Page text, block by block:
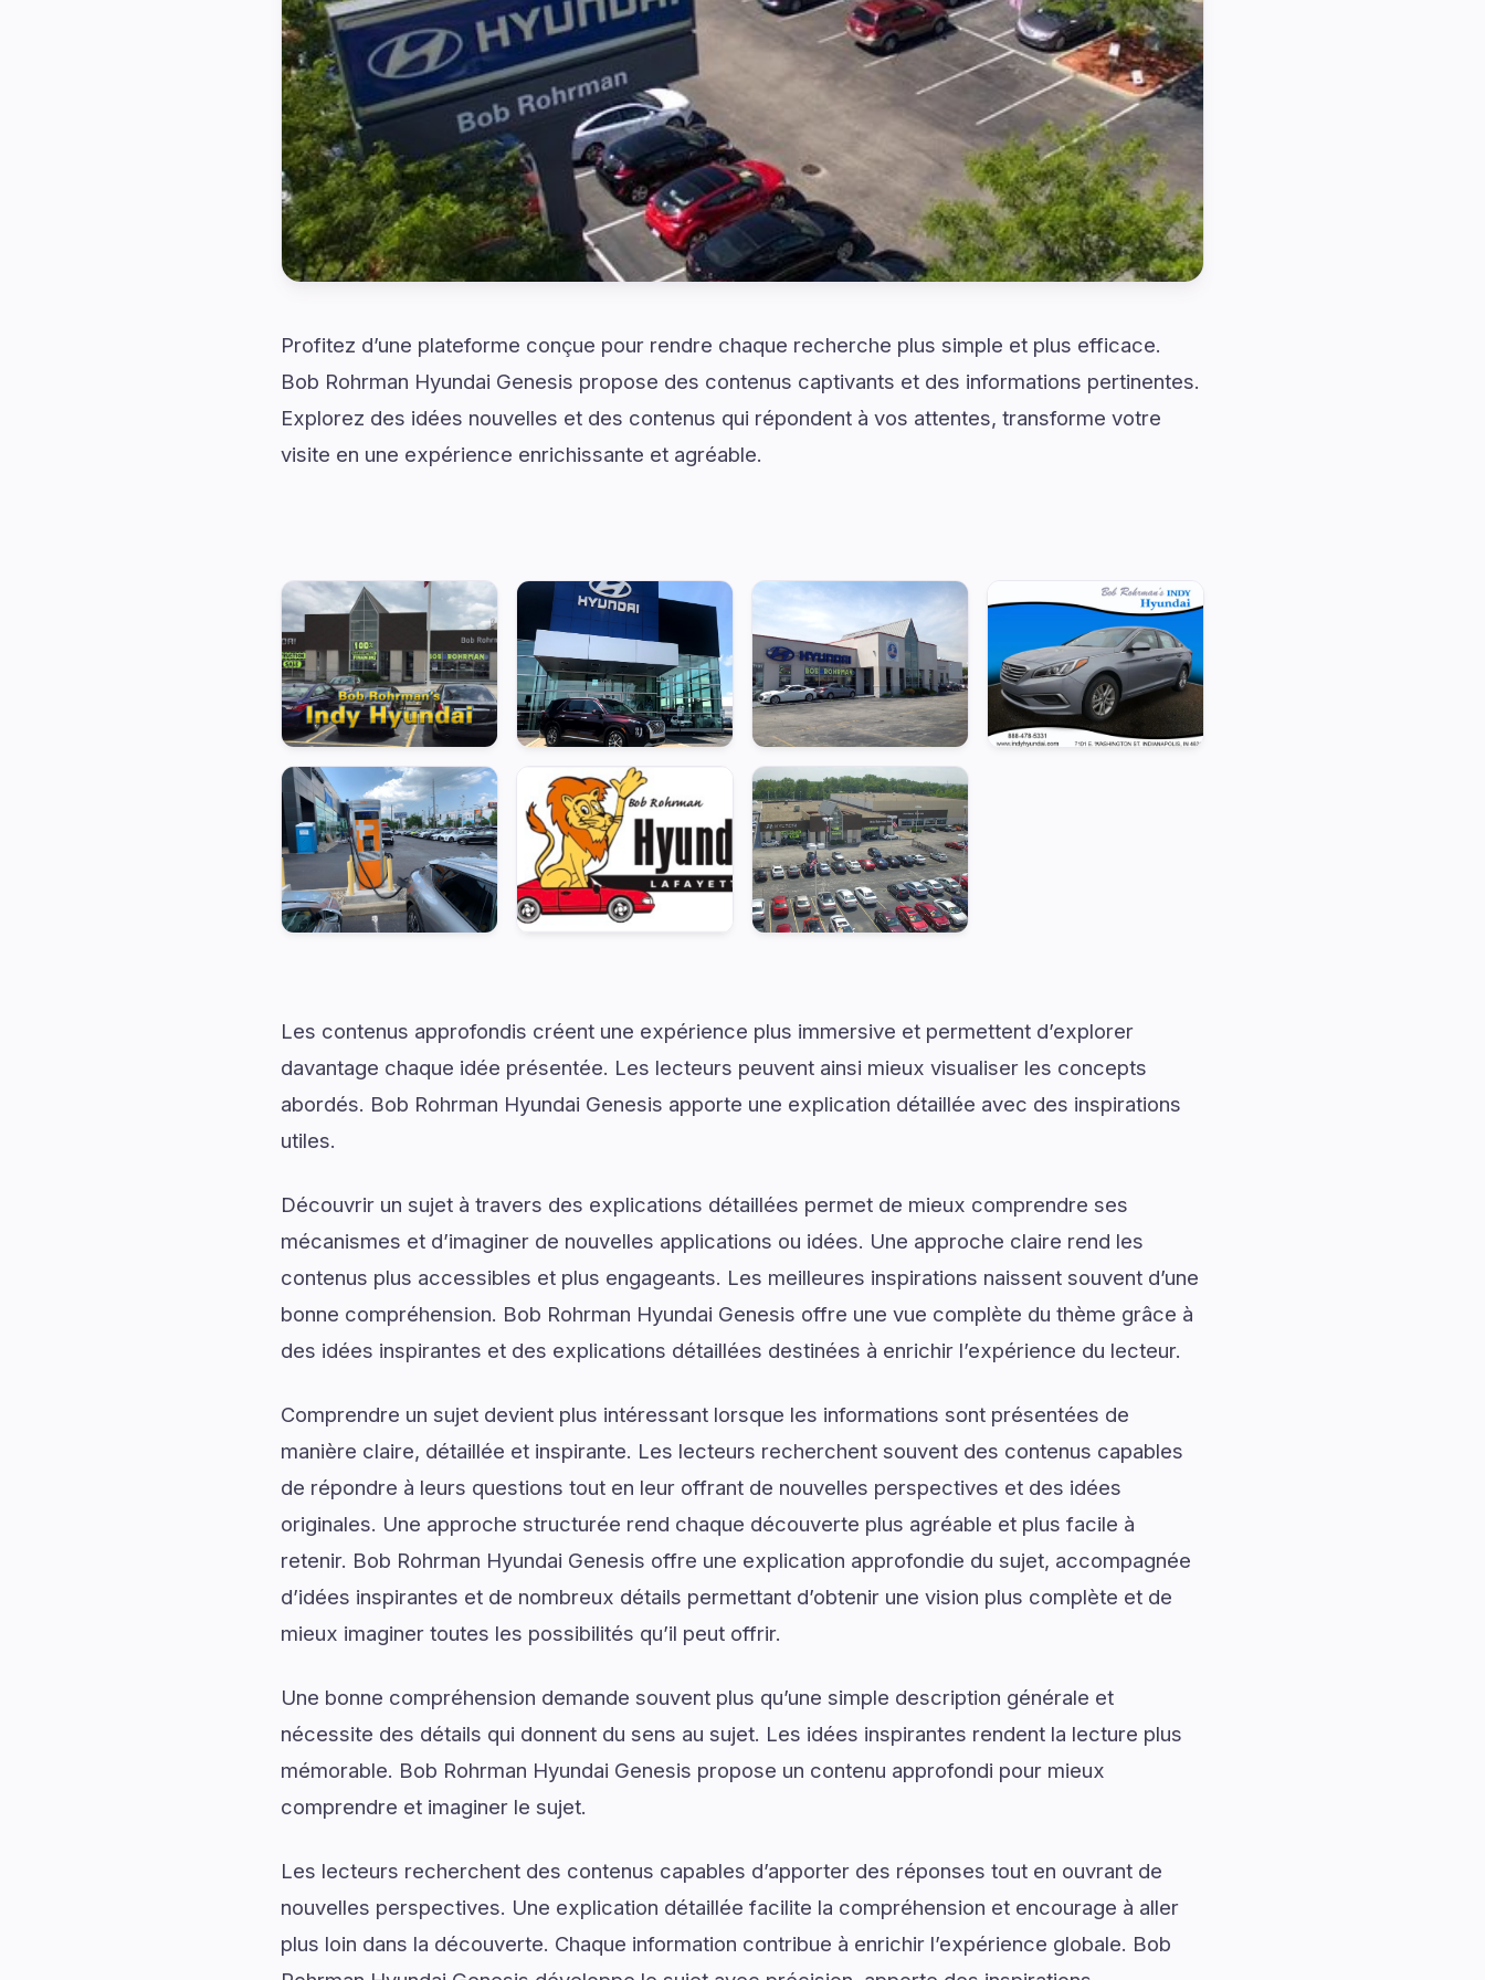
Profitez d’une plateforme conçue pour rendre chaque recherche plus simple et plus efficace.
Bob Rohrman Hyundai Genesis propose des contenus captivants et des informations pertinentes.
Explorez des idées nouvelles et des contenus qui répondent à vos attentes, transforme votre
visite en une expérience enrichissante et agréable.
Les contenus approfondis créent une expérience plus immersive et permettent d’explorer
davantage chaque idée présentée. Les lecteurs peuvent ainsi mieux visualiser les concepts
abordés. Bob Rohrman Hyundai Genesis apporte une explication détaillée avec des inspirations
utiles.
Découvrir un sujet à travers des explications détaillées permet de mieux comprendre ses
mécanismes et d’imaginer de nouvelles applications ou idées. Une approche claire rend les
contenus plus accessibles et plus engageants. Les meilleures inspirations naissent souvent d’une
bonne compréhension. Bob Rohrman Hyundai Genesis offre une vue complète du thème grâce à
des idées inspirantes et des explications détaillées destinées à enrichir l’expérience du lecteur.
Comprendre un sujet devient plus intéressant lorsque les informations sont présentées de
manière claire, détaillée et inspirante. Les lecteurs recherchent souvent des contenus capables
de répondre à leurs questions tout en leur offrant de nouvelles perspectives et des idées
originales. Une approche structurée rend chaque découverte plus agréable et plus facile à
retenir. Bob Rohrman Hyundai Genesis offre une explication approfondie du sujet, accompagnée
d’idées inspirantes et de nombreux détails permettant d’obtenir une vision plus complète et de
mieux imaginer toutes les possibilités qu’il peut offrir.
Une bonne compréhension demande souvent plus qu’une simple description générale et
nécessite des détails qui donnent du sens au sujet. Les idées inspirantes rendent la lecture plus
mémorable. Bob Rohrman Hyundai Genesis propose un contenu approfondi pour mieux
comprendre et imaginer le sujet.
Les lecteurs recherchent des contenus capables d’apporter des réponses tout en ouvrant de
nouvelles perspectives. Une explication détaillée facilite la compréhension et encourage à aller
plus loin dans la découverte. Chaque information contribue à enrichir l’expérience globale. Bob